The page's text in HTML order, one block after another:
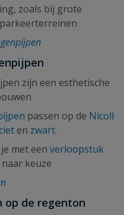
zoals bij grote
zijn een esthetische
passen op de Nicoll
en zwart.
met een verloopstuk
keuze
op de regenton